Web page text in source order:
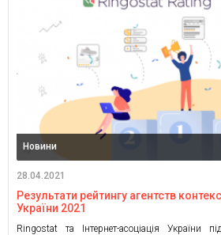
Новини
28.04.2021
Результати рейтингу агентств
України 2021
Ringostat та Інтернет-асоціація України